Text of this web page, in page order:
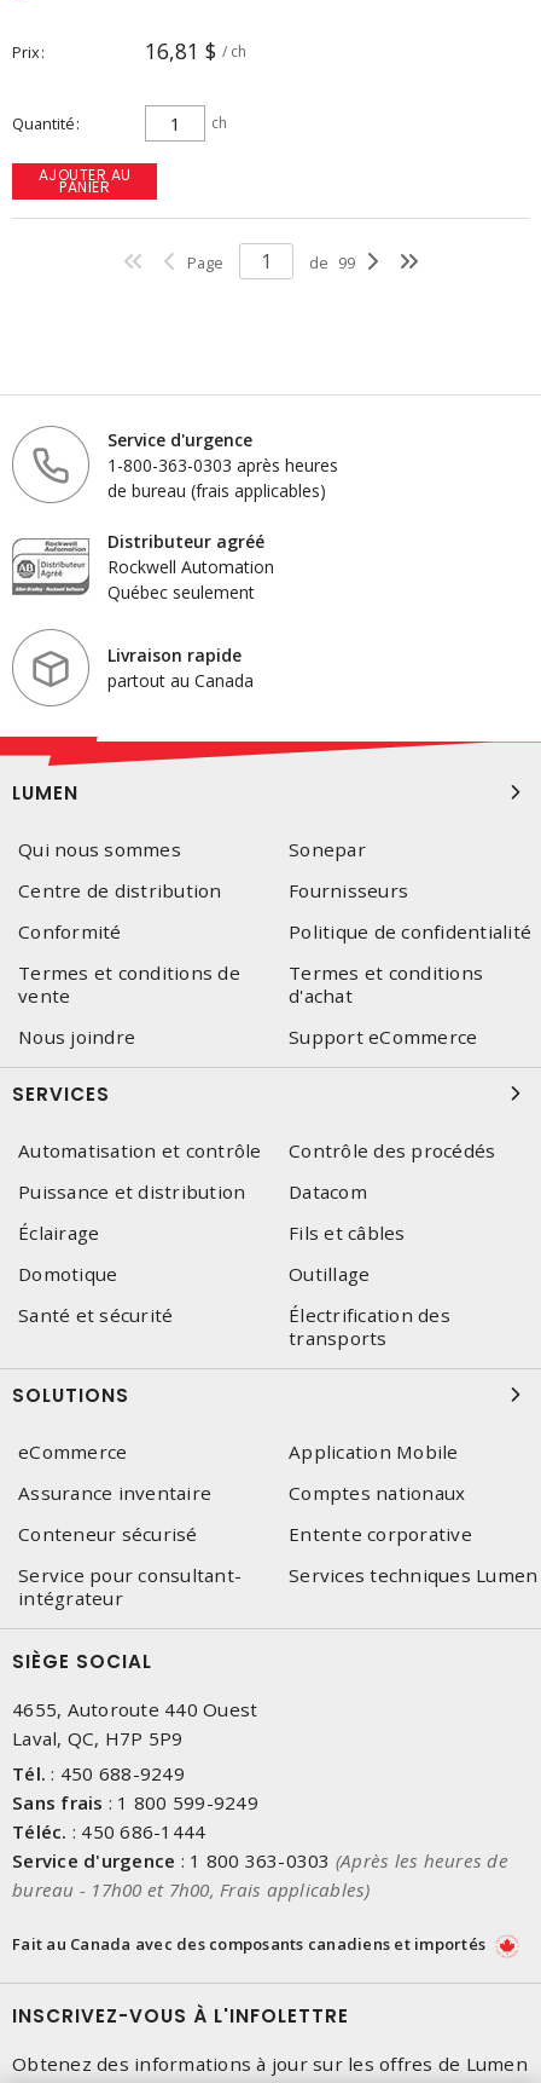
Prix 16,81 $ / ch
Quantité ch
AJOUTER AU
PANIER
Page de 99
Service d'urgence
1-800-363-0303 après heures
de bureau (frais applicables)
Distributeur agréé
Rockwell Automation
Québec seulement
Livraison rapide
partout au Canada
LUMEN
Qui nous sommes
Sonepar
Centre de distribution
Fournisseurs
Conformité
Politique de confidentialité
Termes et conditions de
vente
Termes et conditions
d'achat
Nous joindre
Support eCommerce
SERVICES
Automatisation et contrôle
Contrôle des procédés
Puissance et distribution
Datacom
Éclairage
Fils et câbles
Domotique
Outillage
Santé et sécurité
Électrification des
transports
SOLUTIONS
eCommerce
Application Mobile
Assurance inventaire
Comptes nationaux
Conteneur sécurisé
Entente corporative
Service pour consultant-
intégrateur
Services techniques Lumen
SIÈGE SOCIAL
4655, Autoroute 440 Ouest
Laval, QC, H7P 5P9
Tél. : 450 688-9249
Sans frais : 1 800 599-9249
Téléc. : 450 686-1444
Service d'urgence : 1 800 363-0303 (Après les heures de
bureau - 17h00 et 7h00, Frais applicables)
Fait au Canada avec des composants canadiens et importés
INSCRIVEZ-VOUS À L'INFOLETTRE
Obtenez des informations à jour sur les offres de Lumen